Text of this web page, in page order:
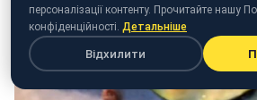
персоналізації контенту. Прочитайте нашу
конфіденційності. Детальніше
Відхилити